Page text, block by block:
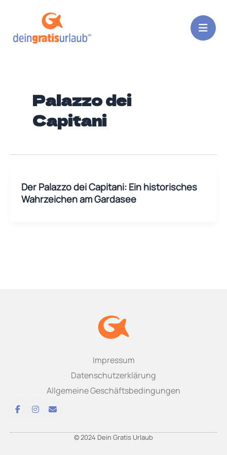
Palazzo dei
Capitani
Der Palazzo dei Capitani: Ein historisches
Wahrzeichen am Gardasee
Impressum
Datenschutzerklärung
Allgemeine Geschäftsbedingungen
© 2024 Dein Gratis Urlaub